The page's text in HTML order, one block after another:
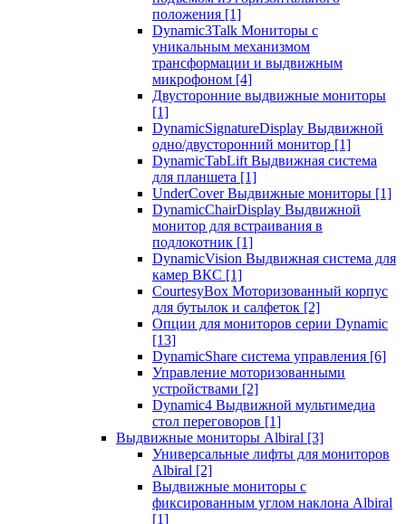
положения [1]
Dynamic3Talk Мониторы с
уникальным механизмом
трансформации и выдвижным
микрофоном [4]
Двусторонние выдвижные мониторы
[1]
DynamicSignatureDisplay Выдвижной
одно/двусторонний монитор [1]
DynamicTabLift Выдвижная система
для планшета [1]
UnderCover Выдвижные мониторы [1]
DynamicChairDisplay Выдвижной
монитор для встраивания в
подлокотник [1]
DynamicVision Выдвижная система для
камер ВКС [1]
CourtesyBox Моторизованный корпус
для бутылок и салфеток [2]
Опции для мониторов серии Dynamic
[13]
DynamicShare система управления [6]
Управление моторизованными
устройствами [2]
Dynamic4 Выдвижной мультимедиа
стол переговоров [1]
Выдвижные мониторы Albiral [3]
Универсальные лифты для мониторов
Albiral [2]
Выдвижные мониторы с
фиксированным углом наклона Albiral
[1]